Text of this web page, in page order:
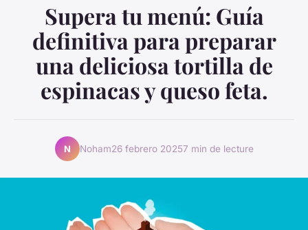
Supera tu menú: Guía
definitiva para preparar
una deliciosa tortilla de
espinacas y queso feta.
N Noham26 febrero 20257 min de lecture